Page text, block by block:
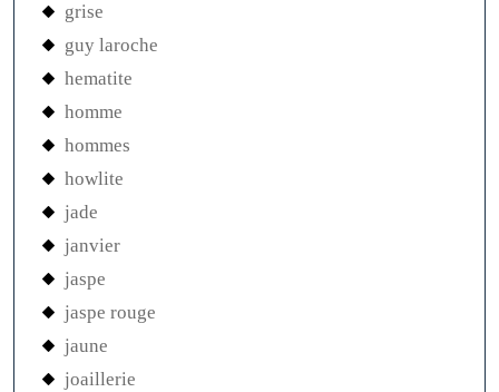
grise
guy laroche
hematite
homme
hommes
howlite
jade
janvier
jaspe
jaspe rouge
jaune
joaillerie